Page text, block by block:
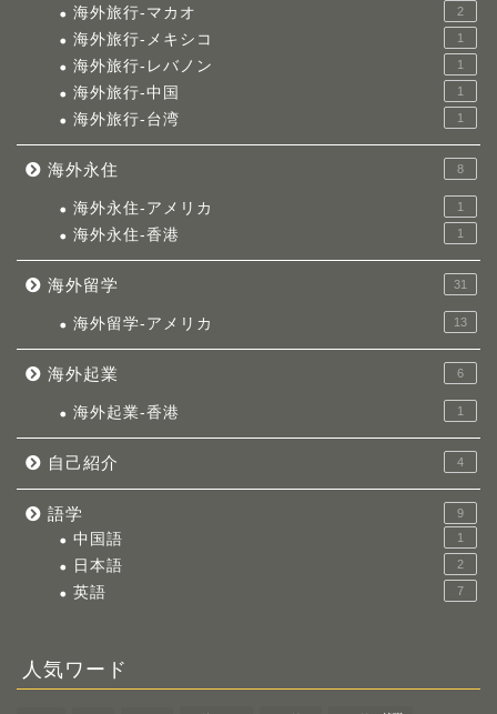
海外旅行-マカオ 2
海外旅行-メキシコ 1
海外旅行-レバノン 1
海外旅行-中国 1
海外旅行-台湾 1
海外永住 8
海外永住-アメリカ 1
海外永住-香港 1
海外留学 31
海外留学-アメリカ 13
海外起業 6
海外起業-香港 1
自己紹介 4
語学 9
中国語 1
日本語 2
英語 7
人気ワード